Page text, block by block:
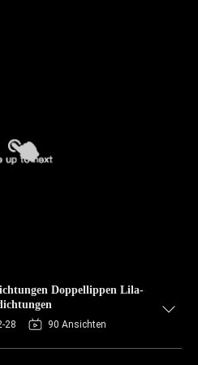
Doppellippen Lila-
28 90 Ansichten